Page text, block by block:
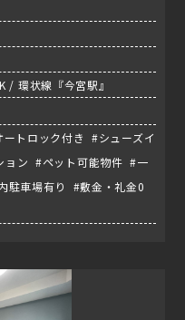
環状線『今宮駅』
トロック付き #シューズイ
ョン #ペット可能物件 #一
駐車場有り #敷金・礼金0